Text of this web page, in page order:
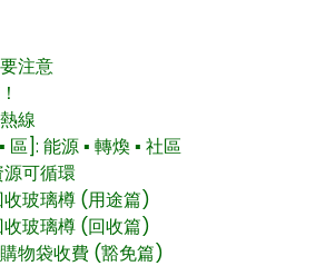
注意
線
區]: 能源 ▪ 轉煥 ▪ 社區
可循環
玻璃樽 (用途篇)
玻璃樽 (回收篇)
物袋收費 (豁免篇)